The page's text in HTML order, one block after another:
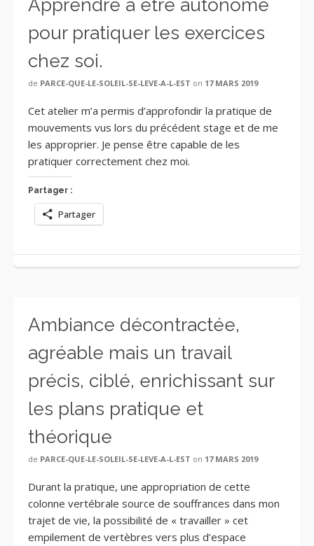
Apprendre à être autonome
pour pratiquer les exercices
chez soi.
de PARCE-QUE-LE-SOLEIL-SE-LEVE-A-L-EST on 17 MARS 2019
Cet atelier m’a permis d’approfondir la pratique de
mouvements vus lors du précédent stage et de me
les approprier. Je pense être capable de les
pratiquer correctement chez moi.
Partager :
Partager
Ambiance décontractée,
agréable mais un travail
précis, ciblé, enrichissant sur
les plans pratique et
théorique
de PARCE-QUE-LE-SOLEIL-SE-LEVE-A-L-EST on 17 MARS 2019
Durant la pratique, une appropriation de cette
colonne vertébrale source de souffrances dans mon
trajet de vie, la possibilité de « travailler » cet
empilement de vertèbres vers plus d’espace